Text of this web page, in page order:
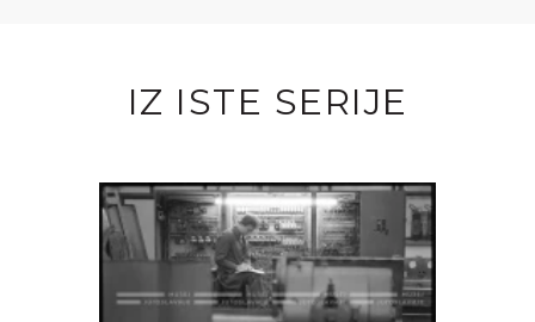
IZ ISTE SERIJE